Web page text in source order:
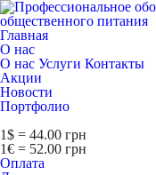
Главная
О нас
О нас Услуги Контакты
Акции
Новости
Портфолио
1$ = 44.00 грн
1€ = 52.00 грн
Оплата